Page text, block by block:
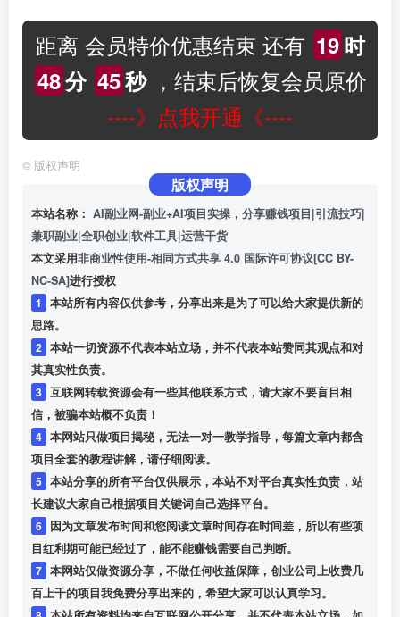
距离 会员特价优惠结束 还有 19时
48分 44秒，结束后恢复会员原价
----》点我开通《----
© 版权声明
版权声明
本站名称： AI副业网-副业+AI项目实操，分享赚钱项目|引流技巧|
兼职副业|全职创业|软件工具|运营干货
本文采用非商业性使用-相同方式共享 4.0 国际许可协议[CC BY-
NC-SA]进行授权
1
本站所有内容仅供参考，分享出来是为了可以给大家提供新的
思路。
2 本站一切资源不代表本站立场，并不代表本站赞同其观点和对
其真实性负责。
3 互联网转载资源会有一些其他联系方式，请大家不要盲目相
信，被骗本站概不负责！
4 本网站只做项目揭秘，无法一对一教学指导，每篇文章内都含
项目全套的教程讲解，请仔细阅读。
5 本站分享的所有平台仅供展示，本站不对平台真实性负责，站
长建议大家自己根据项目关键词自己选择平台。
6 因为文章发布时间和您阅读文章时间存在时间差，所以有些项
目红利期可能已经过了，能不能赚钱需要自己判断。
7 本网站仅做资源分享，不做任何收益保障，创业公司上收费几
百上千的项目我免费分享出来的，希望大家可以认真学习。